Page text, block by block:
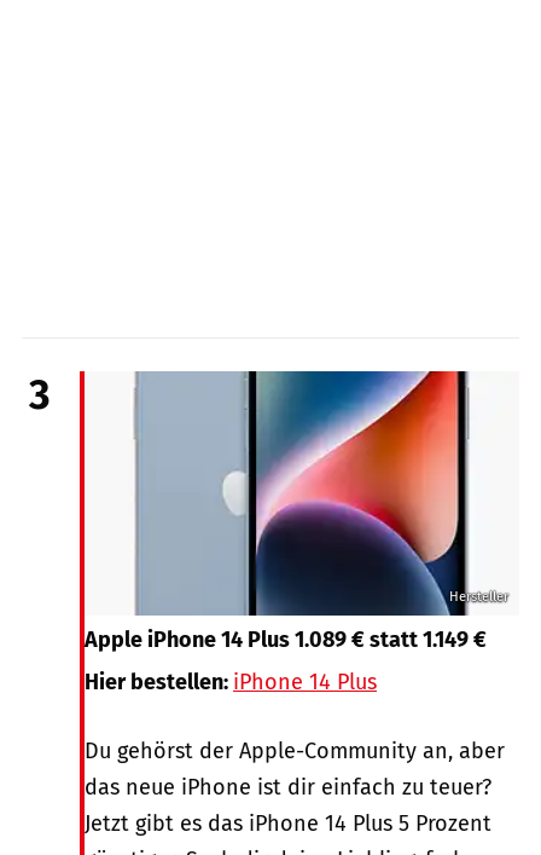
3
Hersteller
Apple iPhone 14 Plus 1.089 € statt 1.149 €
Hier bestellen: iPhone 14 Plus
Du gehörst der Apple-Community an, aber
das neue iPhone ist dir einfach zu teuer?
Jetzt gibt es das iPhone 14 Plus 5 Prozent